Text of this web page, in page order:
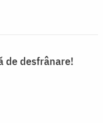
de desfrânare!